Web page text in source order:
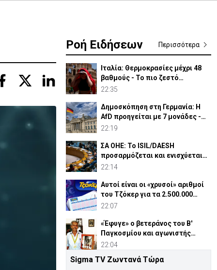
Ροή Ειδήσεων Περισσότερα
Ιταλία: Θερμοκρασίες μέχρι 48
βαθμούς - Το πιο ζεστό
καλοκαίρι των 100 χρόνων
22:35
Δημοσκόπηση στη Γερμανία: Η
AfD προηγείται με 7 μονάδες -
Διεύρυνε τη διαφορά
22:19
ΣΑ ΟΗΕ: Το ISIL/DAESH
προσαρμόζεται και ενισχύεται
στην Αφρική - Πώς απειλεί
22:14
Αυτοί είναι οι «χρυσοί» αριθμοί
του Τζόκερ για τα 2.500.000
ευρώ
22:07
«Έφυγε» ο βετεράνος του Β'
Παγκοσμίου και αγωνιστής
ΕΟΚΑ, Παύλος Μ. Κασάπης
22:04
«Όχι» 9 χωρών σε ισχυρισμό
Sigma TV Ζωντανά Τώρα